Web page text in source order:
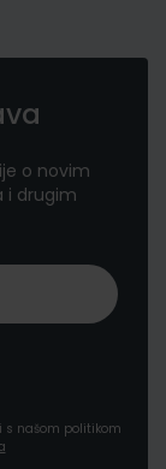
o novim
i drugim
s našom politikom